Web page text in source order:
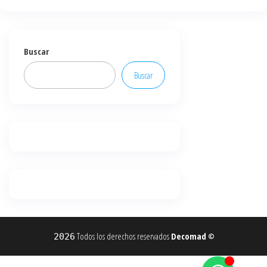
Buscar
Buscar
2026 Todos los derechos reservados Decomad ©